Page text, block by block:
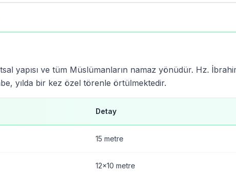
yapısı ve tüm Müslümanların namaz yönüdür. Hz.
yılda bir kez özel törenle örtülmektedir.
Detay
15 metre
12x10 metre